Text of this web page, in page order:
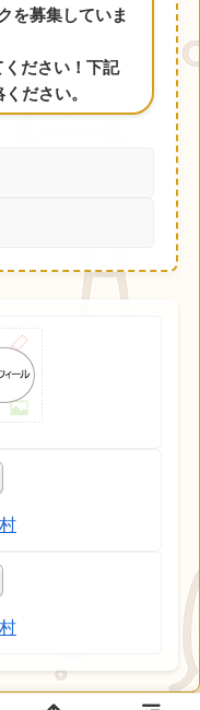
を募集していま
ださい！下記
ださい。